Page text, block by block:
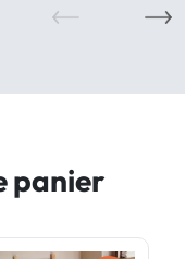
panier